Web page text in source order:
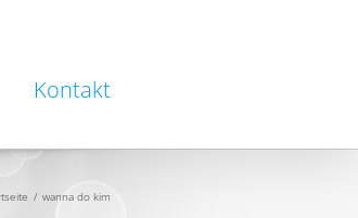
Kontakt
/ wanna do kim